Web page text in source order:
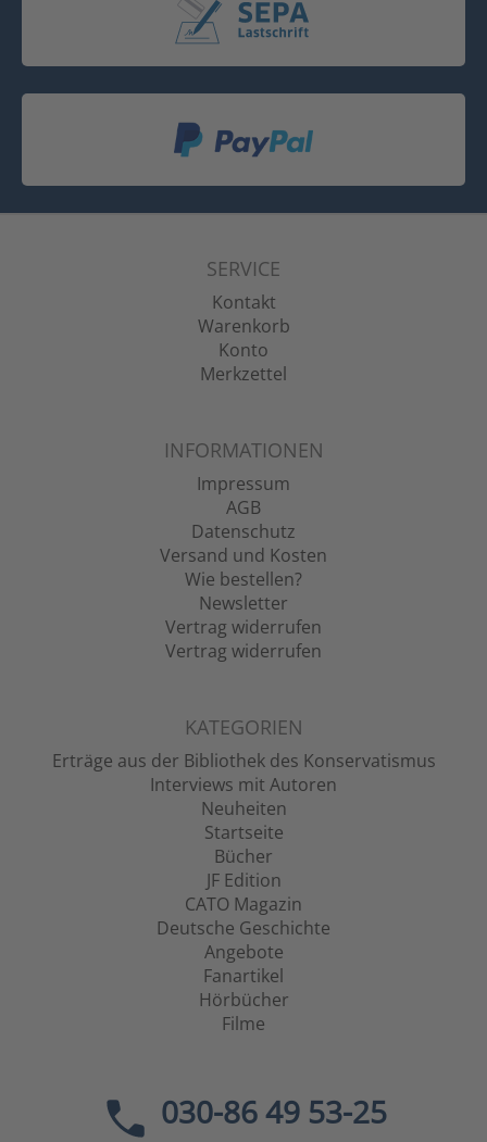
SERVICE
Kontakt
Warenkorb
Konto
Merkzettel
INFORMATIONEN
Impressum
AGB
Datenschutz
Versand und Kosten
Wie bestellen?
Newsletter
Vertrag widerrufen
Vertrag widerrufen
KATEGORIEN
Erträge aus der Bibliothek des Konservatismus
Interviews mit Autoren
Neuheiten
Startseite
Bücher
JF Edition
CATO Magazin
Deutsche Geschichte
Angebote
Fanartikel
Hörbücher
Filme
030-86 49 53-25